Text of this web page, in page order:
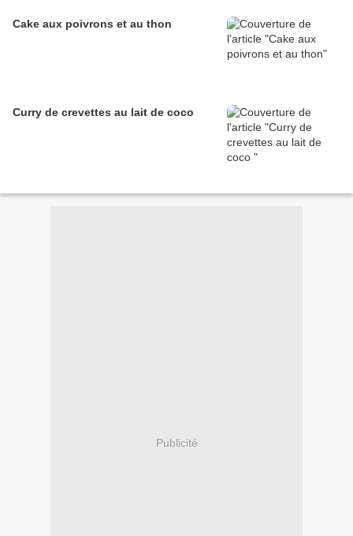
Cake aux poivrons et au thon
Curry de crevettes au lait de coco
Publicité